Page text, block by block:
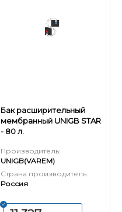
Бак расширительный
мембранный UNIGB STAR
- 80 л.
Производитель:
UNIGB(VAREM)
Страна производитель:
Россия